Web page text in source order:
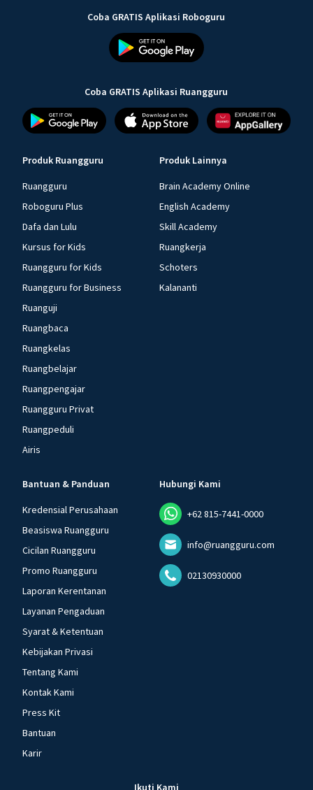
Coba GRATIS Aplikasi Roboguru
Coba GRATIS Aplikasi Ruangguru
Produk Ruangguru
Ruangguru
Roboguru Plus
Dafa dan Lulu
Kursus for Kids
Ruangguru for Kids
Ruangguru for Business
Ruanguji
Ruangbaca
Ruangkelas
Ruangbelajar
Ruangpengajar
Ruangguru Privat
Ruangpeduli
Airis
Produk Lainnya
Brain Academy Online
English Academy
Skill Academy
Ruangkerja
Schoters
Kalananti
Bantuan & Panduan
Kredensial Perusahaan
Beasiswa Ruangguru
Cicilan Ruangguru
Promo Ruangguru
Laporan Kerentanan
Layanan Pengaduan
Syarat & Ketentuan
Kebijakan Privasi
Tentang Kami
Kontak Kami
Press Kit
Bantuan
Karir
Hubungi Kami
+62 815-7441-0000
info@ruangguru.com
02130930000
Ikuti Kami